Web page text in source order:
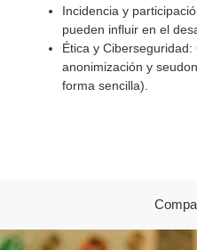
Incidencia y
pueden influir en el
Ética y
anonimización y
forma sencilla).